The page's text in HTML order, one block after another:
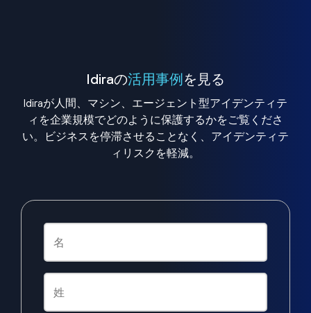
Idiraの活用事例を見る
Idiraが人間、マシン、エージェント型アイデンティテ
ィを企業規模でどのように保護するかをご覧くださ
い。ビジネスを停滞させることなく、アイデンティテ
ィリスクを軽減。